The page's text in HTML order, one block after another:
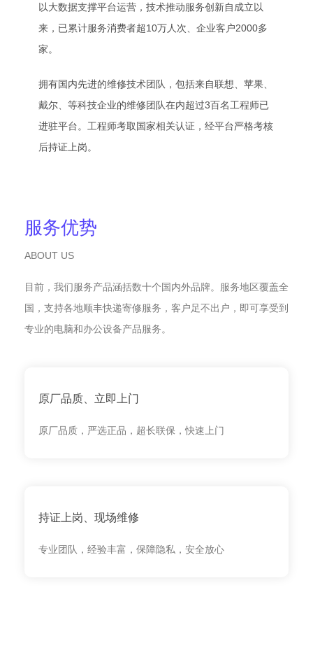
以大数据支撑平台运营，技术推动服务创新自成立以
来，已累计服务消费者超10万人次、企业客户2000多
家。
拥有国内先进的维修技术团队，包括来自联想、苹果、
戴尔、等科技企业的维修团队在内超过3百名工程师已
进驻平台。工程师考取国家相关认证，经平台严格考核
后持证上岗。
服务优势
ABOUT US
目前，我们服务产品涵括数十个国内外品牌。服务地区覆盖全
国，支持各地顺丰快递寄修服务，客户足不出户，即可享受到
专业的电脑和办公设备产品服务。
原厂品质、立即上门
原厂品质，严选正品，超长联保，快速上门
持证上岗、现场维修
专业团队，经验丰富，保障隐私，安全放心